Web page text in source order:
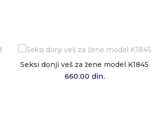
Seksi donji veš za žene model K1845
660.00 din.